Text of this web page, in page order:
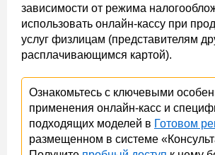
зависимости от режима
использовать онлайн-кассу при
услуг физлицам (представителям
расплачивающимся картой).
Ознакомьтесь с ключевыми
применения онлайн-касс и
подходящих моделей в Готовом
размещенном в системе